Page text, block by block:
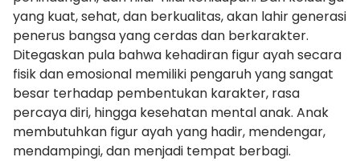
yang kuat, sehat, dan berkualitas, akan lahir generasi
penerus bangsa yang cerdas dan berkarakter.
Ditegaskan pula bahwa kehadiran figur ayah secara
fisik dan emosional memiliki pengaruh yang sangat
besar terhadap pembentukan karakter, rasa
percaya diri, hingga kesehatan mental anak. Anak
membutuhkan figur ayah yang hadir, mendengar,
mendampingi, dan menjadi tempat berbagi.